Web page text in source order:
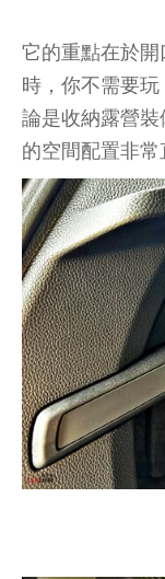
它的重點在於
時，你不需要
論是收納露營
的空間配置非常